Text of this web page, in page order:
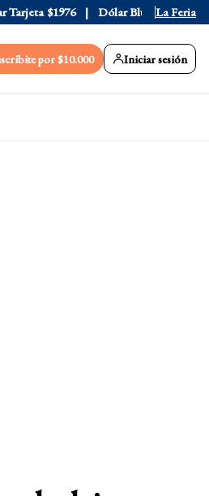
$1976 Dólar Blue $1530La Feria
por $10.000 Iniciar sesión